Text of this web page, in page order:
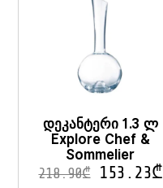
დეკანტერი 1.3 ლ
Explore Chef &
Sommelier
218.90₾ 153.23₾